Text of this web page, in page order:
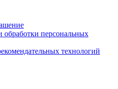
персональных
технологий